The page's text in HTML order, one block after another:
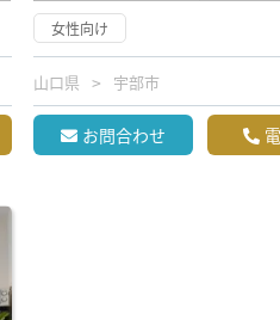
女性向け
山口県 宇部市
お問合わせ